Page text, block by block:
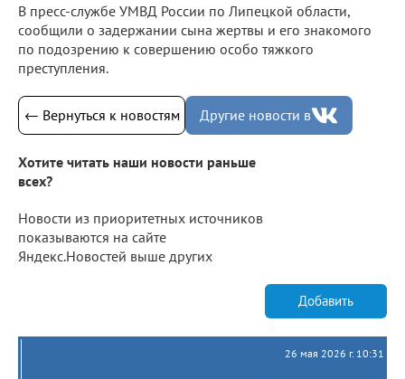
В пресс-службе УМВД России по Липецкой области,
сообщили о задержании сына жертвы и его знакомого
по подозрению к совершению особо тяжкого
преступления.
← Вернуться к новостям Другие новости в
Хотите читать наши новости раньше
всех?
Новости из приоритетных источников
показываются на сайте
Яндекс.Новостей выше других
Добавить
26 мая 2026 г. 10:31